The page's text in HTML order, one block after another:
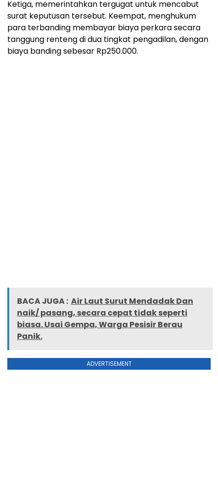
Ketiga, memerintahkan tergugat untuk mencabut
surat keputusan tersebut. Keempat, menghukum
para terbanding membayar biaya perkara secara
tanggung renteng di dua tingkat pengadilan, dengan
biaya banding sebesar Rp250.000.
BACA JUGA : Air Laut Surut Mendadak Dan
naik/ pasang, secara cepat tidak seperti
biasa. Usai Gempa, Warga Pesisir Berau
Panik.
ADVERTISEMENT